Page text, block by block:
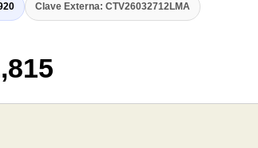
Clave Externa: CTV26032712LMA